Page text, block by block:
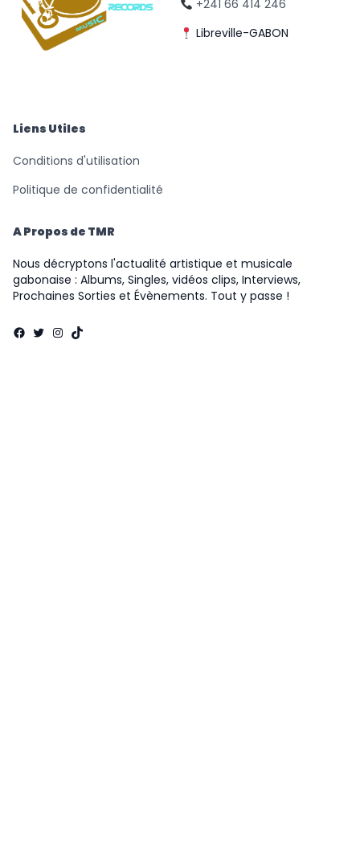
+241 66 414 246
Libreville-GABON
Liens Utiles
Conditions d'utilisation
Politique de confidentialité
A Propos de TMR
Nous décryptons l'actualité artistique et musicale
gabonaise : Albums, Singles, vidéos clips, Interviews,
Prochaines Sorties et Évènements. Tout y passe !
Facebook
Twitter
Instagram
TikTok